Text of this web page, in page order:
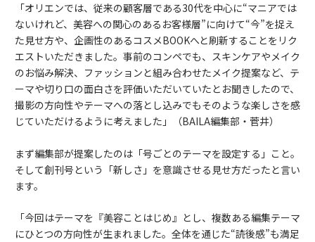
「オリエンでは、従来の顧客層である30代を中心に“マニアでは
ないけれど、美容への関心のあるお客様層”に向けて“今”を捉え
た見せ方や、企画性のあるコスメBOOKへと刷新することをリク
エストいただきました。事前のコンペでも、スキンケアやメイク
のお悩み解決、ファッションと組み合わせたメイク提案など、テ
ーマや切り口の面白さを評価いただいていたとお聞きしたので、
撮影の方向性やテーマへの落とし込みでもそのような楽しさを感
じていただけるように考えました」（BAILA編集部・菅井）
まず編集部が提案したのは「号ごとのテーマを設定する」こと。
そして創刊号という「新しさ」を意識させる見せ方だったと言い
ます。
「今回はテーマを『美容ことはじめ』とし、複数ある編集テーマ
にひとつの方向性が生まれました。全体を通じた“読後感”も満足